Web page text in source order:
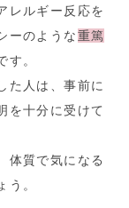
レルギー反応を
ーのような重篤
す。
た人は、事前に
を十分に受けて
体質で気になる
う。